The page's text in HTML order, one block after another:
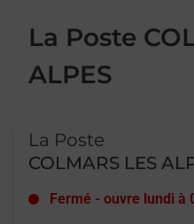
La Poste
ALPES
La Poste
COLMARS LES
Fermé - ouvre lundi à